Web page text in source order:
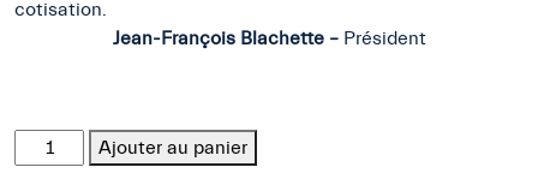
cotisation.
Jean-François Blachette – Président
quantité
de
Ajouter au panier